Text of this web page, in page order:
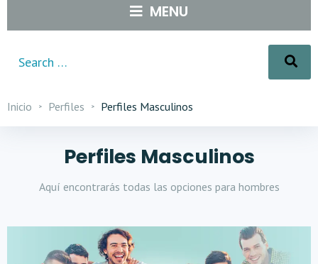
MENU
Inicio Perfiles Perfiles Masculinos
Perfiles Masculinos
Aquí encontrarás todas las opciones para hombres